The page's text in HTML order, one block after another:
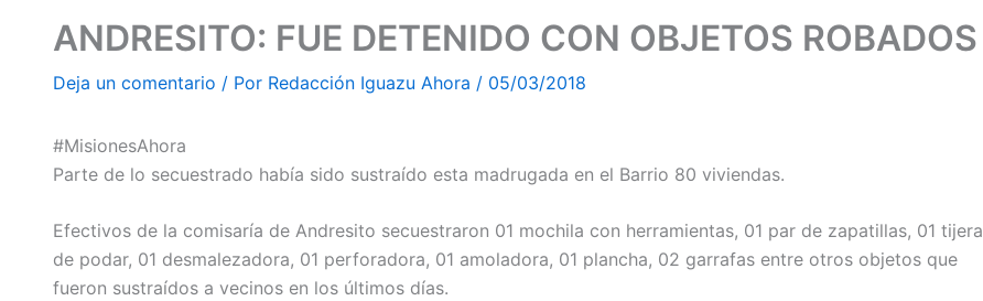
ANDRESITO: FUE DETENIDO CON OBJETOS ROBADOS
Deja un comentario / Por Redacción Iguazu Ahora / 05/03/2018
#MisionesAhora
Parte de lo secuestrado había sido sustraído esta madrugada en el Barrio 80 viviendas.
Efectivos de la comisaría de Andresito secuestraron 01 mochila con herramientas, 01 par de zapatillas, 01 tijera
de podar, 01 desmalezadora, 01 perforadora, 01 amoladora, 01 plancha, 02 garrafas entre otros objetos que
fueron sustraídos a vecinos en los últimos días.